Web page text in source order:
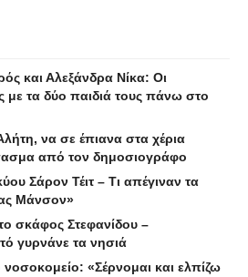
και Αλεξάνδρα Νίκα: Οι
με τα δύο παιδιά τους πάνω στο
να σε έπιανα στα χέρια
από τον δημοσιογράφο
Σάρον Τέιτ – Τι απέγιναν τα
Μάνσον»
σκάφος Στεφανίδου –
γυρνάνε τα νησιά
«Σέρνομαι και ελπίζω